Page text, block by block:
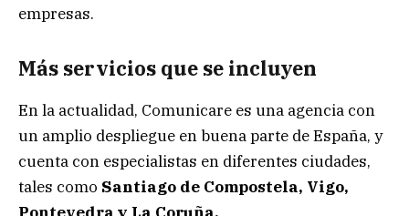
empresas.
Más servicios que se incluyen
En la actualidad, Comunicare es una agencia con
un amplio despliegue en buena parte de España, y
cuenta con especialistas en diferentes ciudades,
tales como Santiago de Compostela, Vigo,